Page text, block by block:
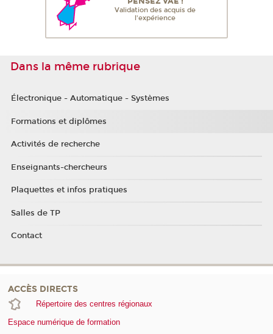
Validation des acquis de
l'expérience
Dans la même rubrique
Électronique - Automatique - Systèmes
Formations et diplômes
Activités de recherche
Enseignants-chercheurs
Plaquettes et infos pratiques
Salles de TP
Contact
ACCÈS DIRECTS
Répertoire des centres régionaux
Espace numérique de formation